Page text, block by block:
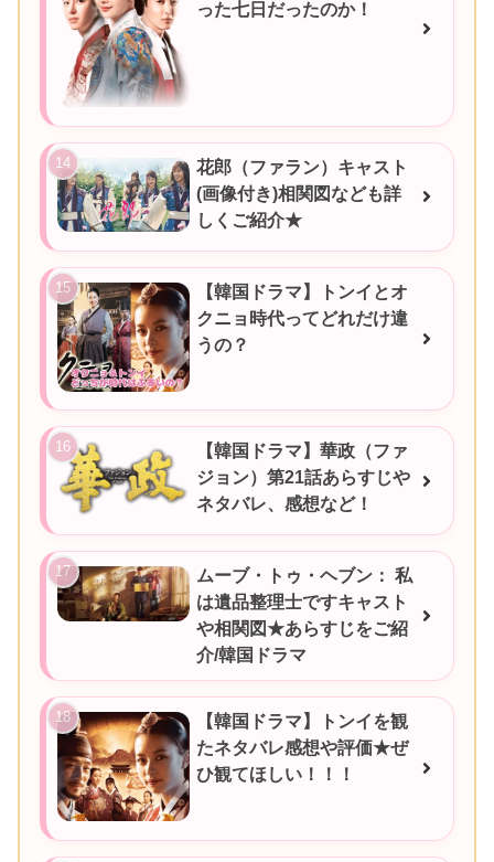
った七日だったのか！
花郎（ファラン）キャスト
(画像付き)相関図なども詳
しくご紹介★
【韓国ドラマ】トンイとオ
クニョ時代ってどれだけ違
うの？
【韓国ドラマ】華政（ファ
ジョン）第21話あらすじや
ネタバレ、感想など！
ムーブ・トゥ・ヘブン： 私
は遺品整理士ですキャスト
や相関図★あらすじをご紹
介/韓国ドラマ
【韓国ドラマ】トンイを観
たネタバレ感想や評価★ぜ
ひ観てほしい！！！